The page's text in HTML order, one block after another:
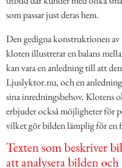
som passar just deras hem.
Den gedigna konstruktionen
kloten illustrerar en balans
kan vara en anledning till att
Ljuslyktor.nu, och en
sina inredningsbehov. Klotens
erbjuder också möjligheter för
vilket gör bilden lämplig för en